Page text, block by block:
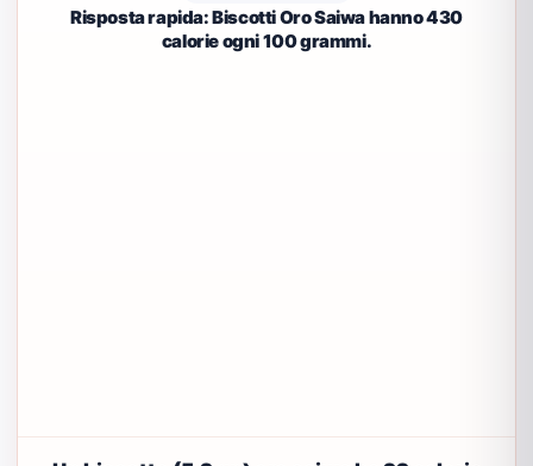
Risposta rapida: Biscotti Oro Saiwa hanno 430
calorie ogni 100 grammi.